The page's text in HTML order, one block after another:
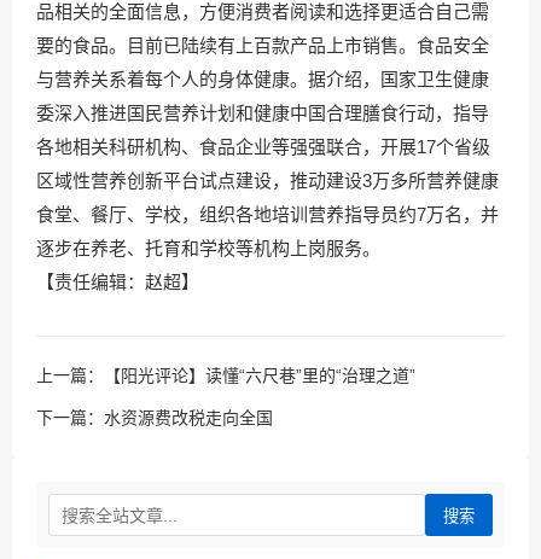
品相关的全面信息，方便消费者阅读和选择更适合自己需
要的食品。目前已陆续有上百款产品上市销售。食品安全
与营养关系着每个人的身体健康。据介绍，国家卫生健康
委深入推进国民营养计划和健康中国合理膳食行动，指导
各地相关科研机构、食品企业等强强联合，开展17个省级
区域性营养创新平台试点建设，推动建设3万多所营养健康
食堂、餐厅、学校，组织各地培训营养指导员约7万名，并
逐步在养老、托育和学校等机构上岗服务。
【责任编辑：赵超】
上一篇： 【阳光评论】读懂“六尺巷”里的“治理之道”
下一篇： 水资源费改税走向全国
搜索